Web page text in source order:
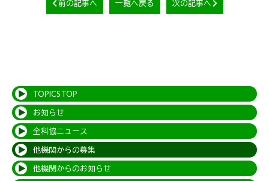
前の記事へ 一覧へ戻る 次の記事へ
TOPICS TOP
お知らせ
全科協ニュース
他機関からの募集
他機関からのお知らせ